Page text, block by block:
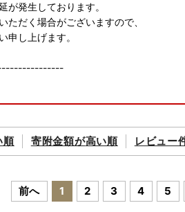
が発生しております。
ただく場合がございますので、
申し上げます。
ご了承ください。
ご確認ください
ていますが、万が一返礼品に不良・破
真(画像)を添付のうえ下記アドレスまで
順 寄附金額が高い順 レビュー
前へ 1 2 3 4 5